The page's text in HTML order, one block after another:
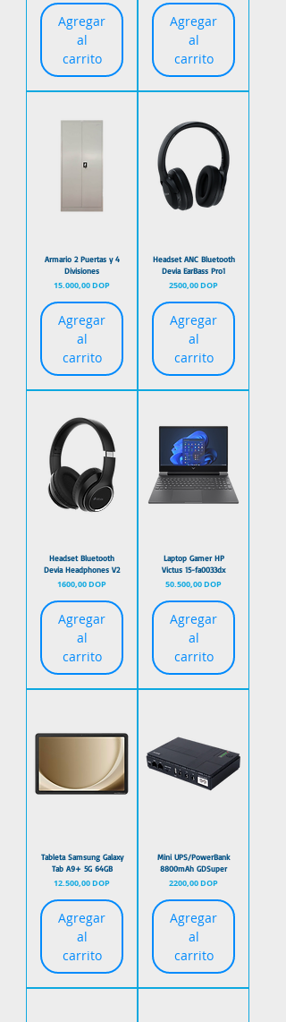
Agregar
al
carrito
Agregar
al
carrito
Armario 2 Puertas y 4
Divisiones
Precio
15.000,00 DOP
Agregar
al
carrito
Headset ANC Bluetooth
Devia EarBass Pro1
Precio
2500,00 DOP
Agregar
al
carrito
Headset Bluetooth
Devia Headphones V2
Precio
1600,00 DOP
Agregar
al
carrito
Laptop Gamer HP
Victus 15-fa0033dx
Precio
50.500,00 DOP
Agregar
al
carrito
Tableta Samsung Galaxy
Tab A9+ 5G 64GB
Precio
12.500,00 DOP
Agregar
al
carrito
Mini UPS/PowerBank
8800mAh GDSuper
Precio
2200,00 DOP
Agregar
al
carrito